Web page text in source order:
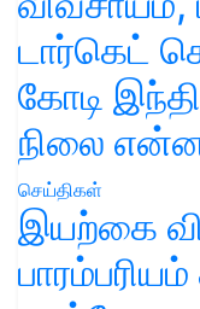
டார்கெட்
கோடி
நிலை
செய்திகள்
இயற்கை